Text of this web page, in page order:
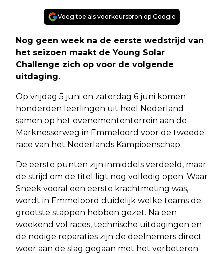
Voeg toe als voorkeursbron op Google
Nog geen week na de eerste wedstrijd van
het seizoen maakt de Young Solar
Challenge zich op voor de volgende
uitdaging.
Op vrijdag 5 juni en zaterdag 6 juni komen
honderden leerlingen uit heel Nederland
samen op het evenemententerrein aan de
Marknesserweg in Emmeloord voor de tweede
race van het Nederlands Kampioenschap.
De eerste punten zijn inmiddels verdeeld, maar
de strijd om de titel ligt nog volledig open. Waar
Sneek vooral een eerste krachtmeting was,
wordt in Emmeloord duidelijk welke teams de
grootste stappen hebben gezet. Na een
weekend vol races, technische uitdagingen en
de nodige reparaties zijn de deelnemers direct
weer aan de slag gegaan met het verbeteren